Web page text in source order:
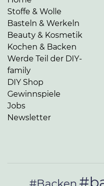
Stoffe & Wolle
Basteln & Werkeln
Beauty & Kosmetik
Kochen & Backen
Werde Teil der DIY-
family
DIY Shop
Gewinnspiele
Jobs
Newsletter